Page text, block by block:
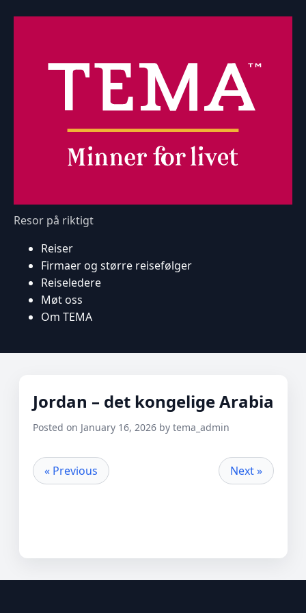
Resor på riktigt
Reiser
Firmaer og større reisefølger
Reiseledere
Møt oss
Om TEMA
Jordan – det kongelige Arabia
Posted on January 16, 2026 by tema_admin
« Previous Next »